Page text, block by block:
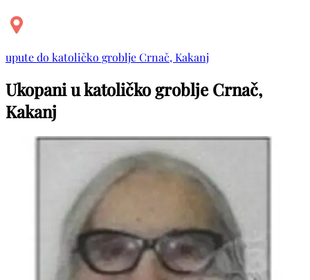
upute do katoličko groblje Crnač, Kakanj
Ukopani u katoličko groblje Crnač,
Kakanj